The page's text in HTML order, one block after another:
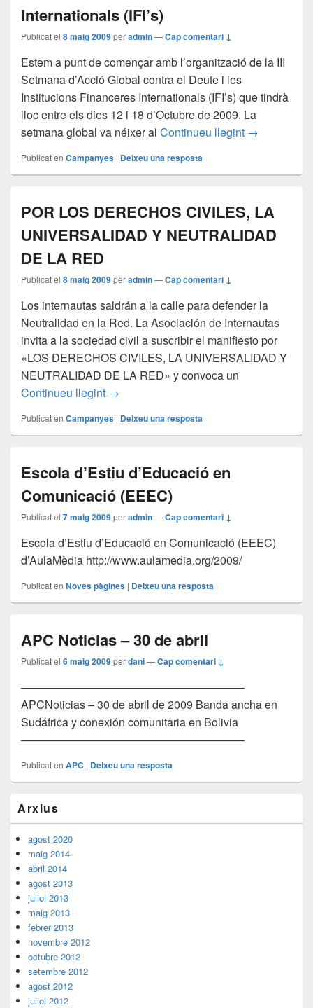
Internationals (IFI’s)
Publicat el 8 maig 2009peradmin—Cap comentari ↓
Estem a punt de començar amb l’organització de la III
Setmana d’Acció Global contra el Deute i les
Institucions Financeres Internationals (IFI’s) que tindrà
lloc entre els dies 12 i 18 d’Octubre de 2009. La
setmana global va néixer al Continueu llegint III Setmana
→
Publicat en Campanyes | Deixeu una resposta
POR LOS DERECHOS CIVILES, LA
UNIVERSALIDAD Y NEUTRALIDAD
DE LA RED
Publicat el 8 maig 2009peradmin—Cap comentari ↓
Los internautas saldrán a la calle para defender la
Neutralidad en la Red. La Asociación de Internautas
invita a la sociedad civil a suscribir el manifiesto por
«LOS DERECHOS CIVILES, LA UNIVERSALIDAD Y
NEUTRALIDAD DE LA RED» y convoca un
Continueu llegint POR LOS DERECHOS CIVILES, LA
→
Publicat en Campanyes | Deixeu una resposta
Escola d’Estiu d’Educació en
Comunicació (EEEC)
Publicat el 7 maig 2009peradmin—Cap comentari ↓
Escola d’Estiu d’Educació en Comunicació (EEEC)
d’AulaMèdia http://www.aulamedia.org/2009/
Publicat en Noves pàgines | Deixeu una resposta
APC Noticias – 30 de abril
Publicat el 6 maig 2009perdani—Cap comentari ↓
————————————————————
APCNoticias – 30 de abril de 2009 Banda ancha en
Sudáfrica y conexión comunitaria en Bolivia
————————————————————
Publicat en APC | Deixeu una resposta
lateral
principal
Arxius
agost 2020
maig 2014
abril 2014
agost 2013
juliol 2013
maig 2013
febrer 2013
novembre 2012
octubre 2012
setembre 2012
agost 2012
juliol 2012